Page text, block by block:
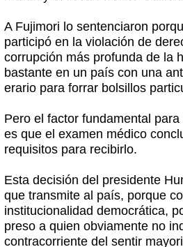
A Fujimori lo sentenciaron
participó en la violación de
corrupción más profunda de la
bastante en un país con una
erario para forrar bolsillos
Pero el factor fundamental
es que el examen médico
requisitos para recibirlo.
Esta decisión del presidente
que transmite al país, porque
institucionalidad democrática,
preso a quien obviamente no
contracorriente del sentir